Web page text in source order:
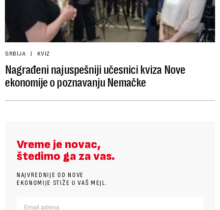
SRBIJA KVIZ
Nagrađeni najuspešniji učesnici kviza Nove
ekonomije o poznavanju Nemačke
Vreme je novac,
štedimo ga za vas.
NAJVREDNIJE OD NOVE
EKONOMIJE STIŽE U VAŠ MEJL.